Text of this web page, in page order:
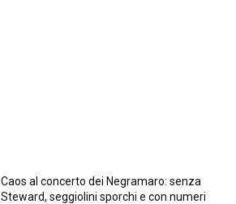
Caos al concerto dei Negramaro: senza
Steward, seggiolini sporchi e con numeri